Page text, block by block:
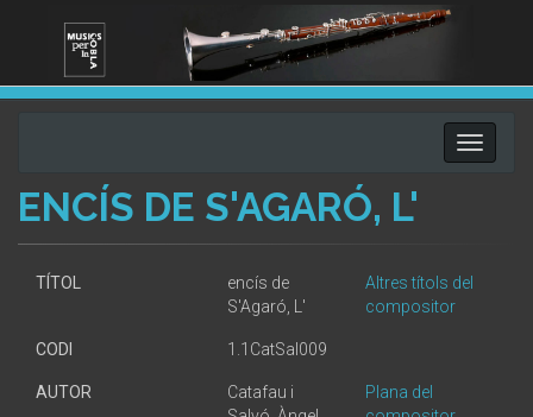
Toggle
ENCÍS DE S'AGARÓ, L'
TÍTOL
encís de
S'Agaró, L'
Altres títols del
compositor
CODI 1.1CatSal009
AUTOR
Catafau i
Plana del